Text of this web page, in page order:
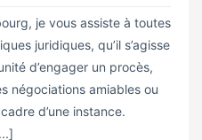
je vous assiste à toutes
juridiques, qu’il s’agisse
d’engager un procès,
négociations amiables ou
d’une instance.